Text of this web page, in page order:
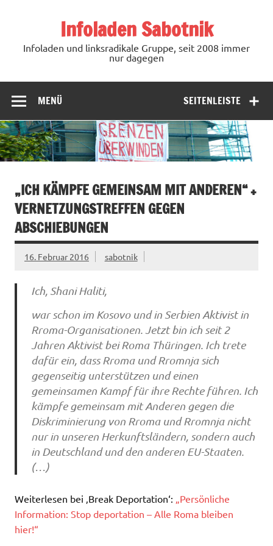
Infoladen Sabotnik
Infoladen und linksradikale Gruppe, seit 2008 immer
nur dagegen
SEITENLEISTE
MENÜ
„ICH KÄMPFE GEMEINSAM MIT ANDEREN“ +
VERNETZUNGSTREFFEN GEGEN
ABSCHIEBUNGEN
16. Februar 2016 sabotnik
Ich, Shani Haliti,
war schon im Kosovo und in Serbien Aktivist in
Rroma-Organisationen. Jetzt bin ich seit 2
Jahren Aktivist bei Roma Thüringen. Ich trete
dafür ein, dass Rroma und Rromnja sich
gegenseitig unterstützen und einen
gemeinsamen Kampf für ihre Rechte führen. Ich
kämpfe gemeinsam mit Anderen gegen die
Diskriminierung von Rroma und Rromnja nicht
nur in unseren Herkunftsländern, sondern auch
in Deutschland und den anderen EU-Staaten.
(…)
Weiterlesen bei ‚Break Deportation‘:
„Persönliche
Information: Stop deportation – Alle Roma bleiben
hier!“